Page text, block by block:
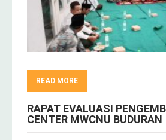
READ MORE
RAPAT EVALUASI
CENTER MWCNU BUDURAN